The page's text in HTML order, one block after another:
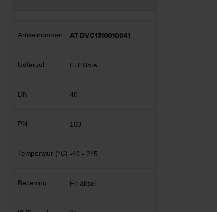
AT DVC1310010041
Full Bore
40
100
-40 - 245
Fri aksel